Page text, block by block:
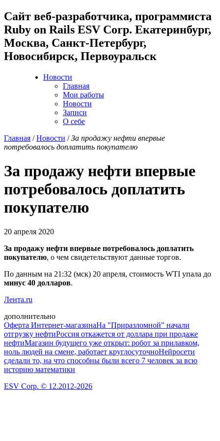
Cайт веб-разработчика, программиста
Ruby on Rails ESV Corp. Екатеринбург,
Москва, Санкт-Петербург,
Новосибирск, Первоуральск
Новости
Главная
Мои работы
Новости
Записи
О себе
Главная /Новости /За продажу нефти впервые
потребовалось доплатить покупателю
За продажу нефти впервые
потребовалось доплатить
покупателю
20 апреля 2020
За продажу нефти впервые потребовалось доплатить
покупателю, о чем свидетельствуют данные торгов.
По данным на 21:32 (мск) 20 апреля, стоимость WTI упала до
минус 40 долларов.
Лента.ru
дополнительно
Оферта Интернет-магазинаНа "Приразломной" начали
отгрузку нефтиРоссия откажется от доллара при продаже
нефтиМагазин будущего уже открыт: робот за прилавком,
ноль людей на смене, работает круглосуточноНейросети
сделали то, на что способны были всего 7 человек за всю
историю математики
ESV Corp. © 12.2012-2026